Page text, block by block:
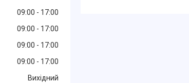
09:00
17:00
09:00
17:00
09:00
17:00
09:00
17:00
Вихідний